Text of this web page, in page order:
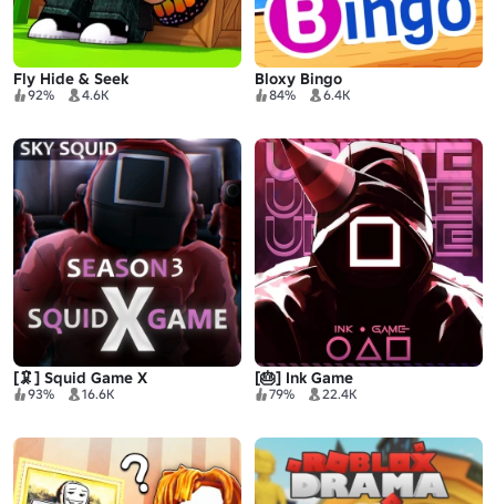
Fly Hide & Seek
92% 4.6K
Bloxy Bingo
84% 6.4K
[🦑] Squid Game X
93% 16.6K
[🎂] Ink Game
79% 22.4K